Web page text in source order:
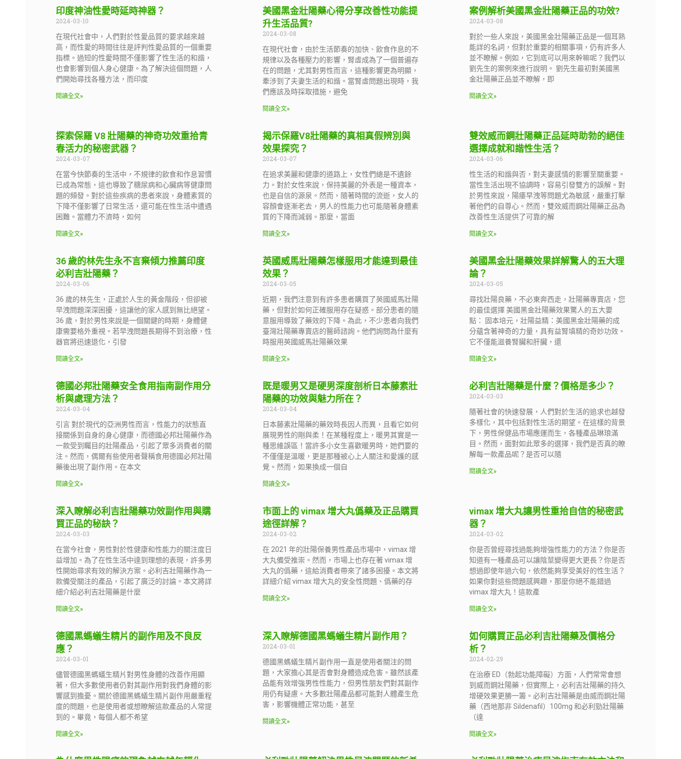
印度神油性愛時延時神器？
2024-03-10
在現代社會中，人們對於性愛品質的要求越來越
高，而性愛的時間往往是評判性愛品質的一個重要
指標。過短的性愛時間不僅影響了性生活的和諧，
也會影響到個人身心健康。為了解決這個問題，人
們開始尋找各種方法，而印度
閱讀全文»
美國黑金壯陽藥心得分享改善性功能提
升生活品質?
2024-03-08
在現代社會，由於生活節奏的加快、飲食作息的不
規律以及各種壓力的影響，腎虛成為了一個普遍存
在的問題，尤其對男性而言，這種影響更為明顯，
牽涉到了夫妻生活的和諧。當腎虛問題出現時，我
們應該及時採取措施，避免
閱讀全文»
案例解析美國黑金壯陽藥正品的功效?
2024-03-08
對於一些人來說，美國黑金壯陽藥正品是一個耳熟
能詳的名詞，但對於重要的相關事項，仍有許多人
並不瞭解。例如，它到底可以用來幹嘛呢？我們以
劉先生的案例來進行說明。 劉先生最初對美國黑
金壯陽藥正品並不瞭解，即
閱讀全文»
探索保羅 V8 壯陽藥的神奇功效重拾青
春活力的秘密武器？
2024-03-07
在當今快節奏的生活中，不規律的飲食和作息習慣
已成為常態，這也導致了糖尿病和心臟病等健康問
題的頻發。對於這些疾病的患者來說，身體素質的
下降不僅影響了日常生活，還可能在性生活中遭遇
困難。當體力不濟時，如何
閱讀全文»
揭示保羅V8壯陽藥的真相真假辨別與
效果探究？
2024-03-07
在追求美麗和健康的道路上，女性們總是不遺餘
力。對於女性來說，保持美麗的外表是一種資本，
也是自信的源泉。然而，隨著時間的流逝，女人的
容顏會逐漸老去，男人的性能力也可能隨著身體素
質的下降而減弱。那麼，當面
閱讀全文»
雙效威而鋼壯陽藥正品延時助勃的絕佳
選擇成就和諧性生活？
2024-03-06
性生活的和諧與否，對夫妻感情的影響至關重要。
當性生活出現不協調時，容易引發雙方的誤解。對
於男性來說，陽痿早洩等問題尤為敏感，嚴重打擊
著他們的自尊心。然而，雙效威而鋼壯陽藥正品為
改善性生活提供了可靠的解
閱讀全文»
36 歲的林先生永不言棄傾力推薦印度
必利吉壯陽藥？
2024-03-06
36 歲的林先生，正處於人生的黃金階段，但卻被
早洩問題深深困擾，這讓他的家人感到無比絕望。
36 歲，對於男性來說是一個關鍵的時期，身體健
康需要格外重視。若早洩問題長期得不到治療，性
器官將迅速退化，引發
閱讀全文»
英國威馬壯陽藥怎樣服用才能達到最佳
效果？
2024-03-05
近期，我們注意到有許多患者購買了英國威馬壯陽
藥，但對於如何正確服用存在疑惑。部分患者的隨
意服用導致了藥效的下降。為此，不少患者向我們
臺灣壯陽藥專賣店的醫師諮詢。他們詢問為什麼有
時服用英國威馬壯陽藥效果
閱讀全文»
美國黑金壯陽藥效果詳解驚人的五大理
論？
2024-03-05
尋找壯陽良藥，不必東奔西走，壯陽藥專賣店，您
的最佳選擇 美國黑金壯陽藥效果驚人的五大要
點： 固本培元，壯陽益精：美國黑金壯陽藥的成
分蘊含著神奇的力量，具有益腎填精的奇妙功效。
它不僅能滋養腎臟和肝臟，還
閱讀全文»
德國必邦壯陽藥安全食用指南副作用分
析與處理方法？
2024-03-04
引言 對於現代的亞洲男性而言，性能力的狀態直
接關係到自身的身心健康，而德國必邦壯陽藥作為
一款受到矚目的壯陽產品，引起了眾多消費者的關
注。然而，偶爾有些使用者聲稱食用德國必邦壯陽
藥後出現了副作用。在本文
閱讀全文»
既是暖男又是硬男深度剖析日本藤素壯
陽藥的功效與魅力所在？
2024-03-04
日本藤素壯陽藥的藥效時長因人而異，且看它如何
展現男性的剛與柔！在某種程度上，暖男其實是一
種思維誤區！當許多小女生喜歡暖男時，她們要的
不僅僅是溫暖，更是那種被心上人關注和愛護的感
覺。然而，如果換成一個自
閱讀全文»
必利吉壯陽藥是什麼？價格是多少？
2024-03-03
隨著社會的快速發展，人們對於生活的追求也越發
多樣化，其中包括對性生活的期望。在這樣的背景
下，男性保健品市場應運而生，各種產品琳琅滿
目。然而，面對如此眾多的選擇，我們是否真的瞭
解每一款產品呢？是否可以隨
閱讀全文»
深入瞭解必利吉壯陽藥功效副作用與購
買正品的秘訣？
2024-03-03
在當今社會，男性對於性健康和性能力的關注度日
益增加。為了在性生活中達到理想的表現，許多男
性開始尋求有效的解決方案。必利吉壯陽藥作為一
款備受關注的產品，引起了廣泛的討論。本文將詳
細介紹必利吉壯陽藥是什麼
閱讀全文»
市面上的 vimax 增大丸僞藥及正品購買
途徑詳解？
2024-03-02
在 2021 年的壯陽保養男性產品市場中，vimax 增
大丸備受推崇。然而，市場上也存在著 vimax 增
大丸的僞藥，這給消費者帶來了諸多困擾。本文將
詳細介紹 vimax 增大丸的安全性問題、僞藥的存
閱讀全文»
vimax 增大丸讓男性重拾自信的秘密武
器？
2024-03-02
你是否曾經尋找過能夠增強性能力的方法？你是否
知道有一種產品可以讓陰莖變得更大更長？你是否
想過即使年過六旬，依然能夠享受美好的性生活？
如果你對這些問題感興趣，那麼你絕不能錯過
vimax 增大丸！這款產
閱讀全文»
德國黑螞蟻生精片的副作用及不良反
應？
2024-03-01
儘管德國黑螞蟻生精片對男性身體的改善作用顯
著，但大多數使用者仍對其副作用對我們身體的影
響感到擔憂。關於德國黑螞蟻生精片副作用嚴重程
度的問題，也是使用者或想瞭解這款產品的人常提
到的。畢竟，每個人都不希望
閱讀全文»
深入瞭解德國黑螞蟻生精片副作用？
2024-03-01
德國黑螞蟻生精片副作用一直是使用者關注的問
題，大家擔心其是否會對身體造成危害。雖然該產
品能有效增強男性性能力，但男性朋友們對其副作
用仍有疑慮。大多數壯陽產品都可能對人體產生危
害，影響機體正常功能，甚至
閱讀全文»
如何購買正品必利吉壯陽藥及價格分
析？
2024-02-29
在治療 ED（勃起功能障礙）方面，人們常常會想
到威而鋼壯陽藥，但實際上，必利吉壯陽藥的持久
增硬效果更勝一籌。必利吉壯陽藥是由威而鋼壯陽
藥（西地那非 Sildenafil）100mg 和必利勁壯陽藥
（達
閱讀全文»